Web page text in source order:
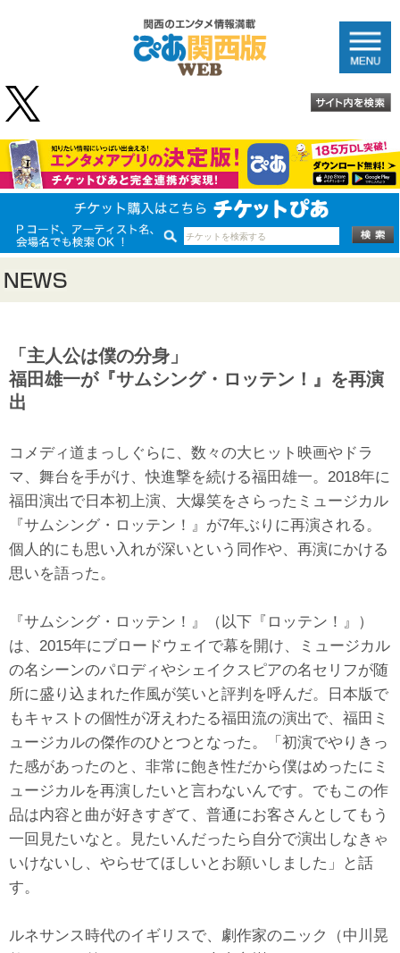
「主人公は僕の分身」
福田雄一が『サムシング・ロッテン！』を再演
出
コメディ道まっしぐらに、数々の大ヒット映画やドラ
マ、舞台を手がけ、快進撃を続ける福田雄一。2018年に
福田演出で日本初上演、大爆笑をさらったミュージカル
『サムシング・ロッテン！』が7年ぶりに再演される。
個人的にも思い入れが深いという同作や、再演にかける
思いを語った。
『サムシング・ロッテン！』（以下『ロッテン！』）
は、2015年にブロードウェイで幕を開け、ミュージカル
の名シーンのパロディやシェイクスピアの名セリフが随
所に盛り込まれた作風が笑いと評判を呼んだ。日本版で
もキャストの個性が冴えわたる福田流の演出で、福田ミ
ュージカルの傑作のひとつとなった。「初演でやりきっ
た感があったのと、非常に飽き性だから僕はめったにミ
ュージカルを再演したいと言わないんです。でもこの作
品は内容と曲が好きすぎて、普通にお客さんとしてもう
一回見たいなと。見たいんだったら自分で演出しなきゃ
いけないし、やらせてほしいとお願いしました」と話
す。
ルネサンス時代のイギリスで、劇作家のニック（中川晃